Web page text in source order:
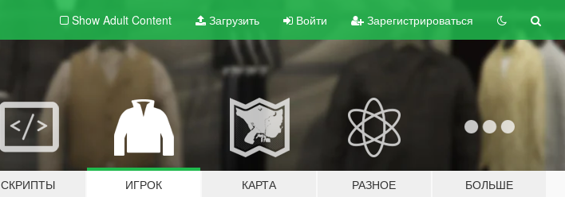
Show Adult Content Загрузить Войти Зарегистрироваться
СКРИПТЫ ИГРОК КАРТА РАЗНОЕ БОЛЬШЕ